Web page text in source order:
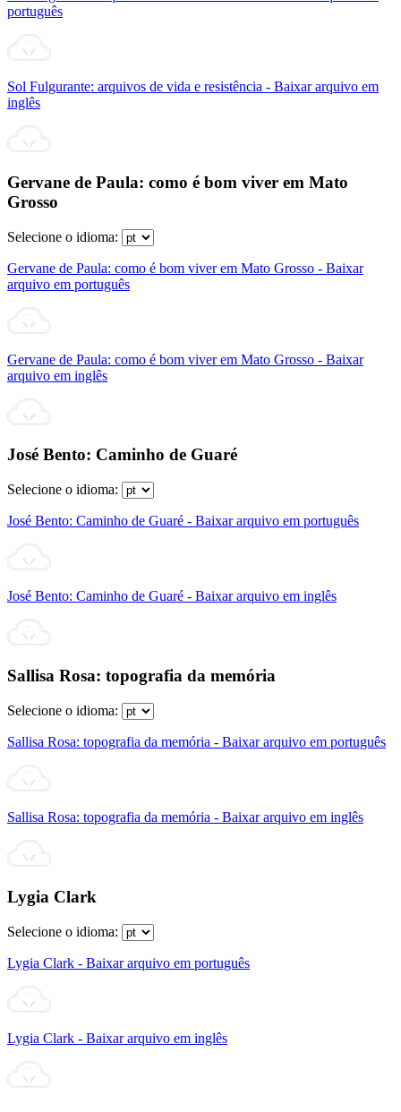
português
Sol Fulgurante: arquivos de vida e resistência - Baixar arquivo em
inglês
Gervane de Paula: como é bom viver em Mato
Grosso
Selecione o idioma:
Gervane de Paula: como é bom viver em Mato Grosso - Baixar
arquivo em português
Gervane de Paula: como é bom viver em Mato Grosso - Baixar
arquivo em inglês
José Bento: Caminho de Guaré
Selecione o idioma:
José Bento: Caminho de Guaré - Baixar arquivo em português
José Bento: Caminho de Guaré - Baixar arquivo em inglês
Sallisa Rosa: topografia da memória
Selecione o idioma:
Sallisa Rosa: topografia da memória - Baixar arquivo em português
Sallisa Rosa: topografia da memória - Baixar arquivo em inglês
Lygia Clark
Selecione o idioma:
Lygia Clark - Baixar arquivo em português
Lygia Clark - Baixar arquivo em inglês